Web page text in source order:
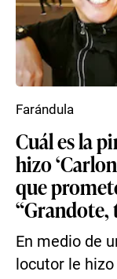
Cuál es la
hizo
que
“Grandote,
En medio de
locutor le
Farándula